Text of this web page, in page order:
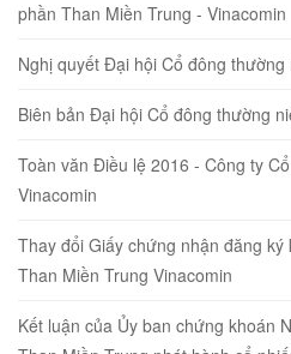
phần Than Miền Trung - Vinacomin
Nghị quyết Đại hội Cổ đông thường
Biên bản Đại hội Cổ đông thường
Toàn văn Điều lệ 2016 - Công ty
Vinacomin
Thay đổi Giấy chứng nhận đăng
Than Miền Trung Vinacomin
Kết luận của Ủy ban chứng khoán